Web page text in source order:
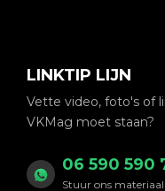
LINKTIP LIJN
Vette video, foto's of
VKMag moet staan?
06 590 590
Stuur ons